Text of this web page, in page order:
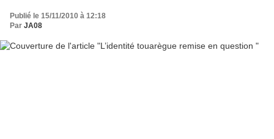
Publié le 15/11/2010 à 12:18
Par JA08